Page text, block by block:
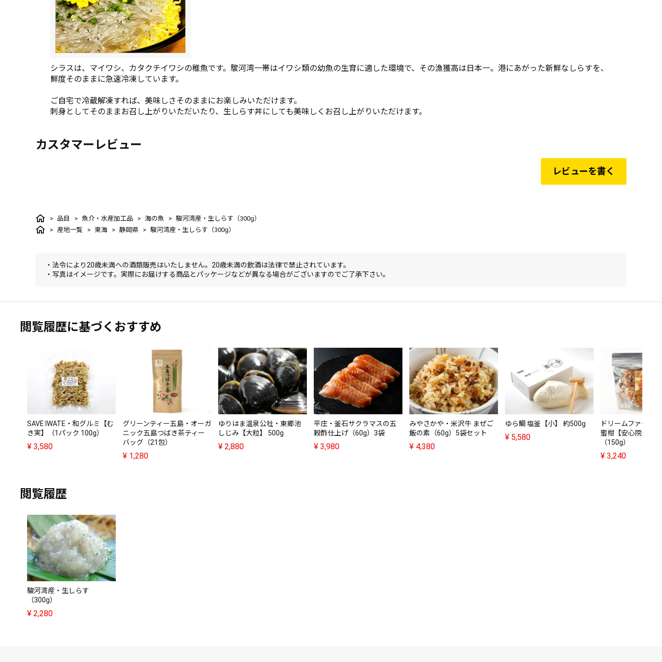
シラスは、マイワシ、カタクチイワシの稚魚です。駿河湾一帯はイワシ類の幼魚の生育に適した環境で、その漁獲高は日本一。港にあがった新鮮なしらすを、
鮮度そのままに急速冷凍しています。
ご自宅で冷蔵解凍すれば、美味しさそのままにお楽しみいただけます。
刺身としてそのままお召し上がりいただいたり、生しらす丼にしても美味しくお召し上がりいただけます。
カスタマーレビュー
レビューを書く
品目 魚介・水産加工品 海の魚
駿河湾産・生しらす（300g）
産地一覧
東海 静岡県 駿河湾産・生しらす（300g）
・法令により20歳未満への酒類販売はいたしません。20歳未満の飲酒は法律で禁止されています。
・写真はイメージです。実際にお届けする商品とパッケージなどが異なる場合がございますのでご了承下さい。
閲覧履歴に基づくおすすめ
SAVE IWATE・和グルミ【む
き実】（1パック 100g）
¥ 3,580
グリーンティー五島・オーガ
ニック五島つばき茶ティー
バッグ（21包）
¥ 1,280
ゆりはま温泉公社・東郷池
しじみ【大粒】 500g
¥ 2,880
平庄・釜石サクラマスの五
穀酢仕上げ（60g）3袋
¥ 3,980
みやさかや・米沢牛 まぜご
飯の素（60g）5袋セット
¥ 4,380
ゆら鯛 塩釜【小】 約500g
¥ 5,580
ドリームファーマ
蜜柑【安心院干し
（150g）
¥ 3,240
閲覧履歴
駿河湾産・生しらす
（300g）
¥ 2,280